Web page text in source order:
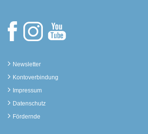
Newsletter
Kontoverbindung
Impressum
Datenschutz
Fördernde